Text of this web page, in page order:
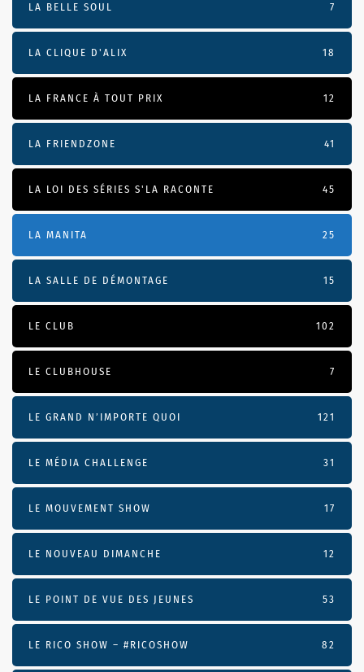
LA BELLE SOUL 7
LA CLIQUE D'ALIX 18
LA FRANCE À TOUT PRIX 12
LA FRIENDZONE 41
LA LOI DES SÉRIES S'LA RACONTE 45
LA MANITA 25
LA SALLE DE DÉMONTAGE 15
LE CLUB 102
LE CLUBHOUSE 7
LE GRAND N’IMPORTE QUOI 121
LE MÉDIA CHALLENGE 31
LE MOUVEMENT SHOW 17
LE NOUVEAU DIMANCHE 12
LE POINT DE VUE DES JEUNES 53
LE RICO SHOW – #RICOSHOW 82